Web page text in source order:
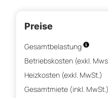
Preise
Gesamtbelastung
Betriebskosten (exkl.
Heizkosten (exkl. MwSt.)
Gesamtmiete (inkl. MwSt.)